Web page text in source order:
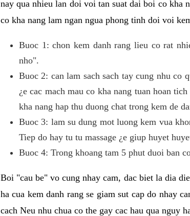
nay qua nhieu lan doi voi tan suat dai boi co kha
co kha nang lam ngan ngua phong tinh doi voi
Buoc 1: chon kem danh rang lieu co rat
nho".
Buoc 2: can lam sach sach tay cung nhu co
¿e cac mach mau co kha nang tuan hoan
kha nang hap thu duong chat trong kem de
Buoc 3: lam su dung mot luong kem vua
Tiep do hay tu tu massage ¿e giup huyet
Buoc 4: Trong khoang tam 5 phut duoi ban
Boi "cau be" vo cung nhay cam, dac biet la dia
ha cua kem danh rang se giam sut cap do nhay
cach Neu nhu chua co the gay cac hau qua nguy